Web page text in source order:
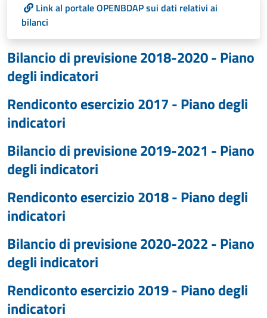
Link al portale OPENBDAP sui dati relativi ai
bilanci
Bilancio di previsione 2018-2020 - Piano
degli indicatori
Rendiconto esercizio 2017 - Piano degli
indicatori
Bilancio di previsione 2019-2021 - Piano
degli indicatori
Rendiconto esercizio 2018 - Piano degli
indicatori
Bilancio di previsione 2020-2022 - Piano
degli indicatori
Rendiconto esercizio 2019 - Piano degli
indicatori